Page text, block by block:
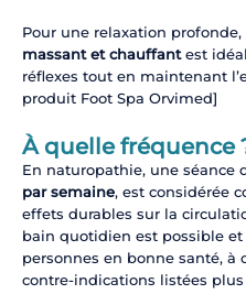
Pour une relaxation profonde,
massant et chauffantest
réflexes tout en maintenant
produit Foot Spa Orvimed]
À quelle fréquence
En naturopathie, une séance
par semaine, est considérée
effets durables sur la
bain quotidien est possible
personnes en bonne santé, à
contre-indications listées plus